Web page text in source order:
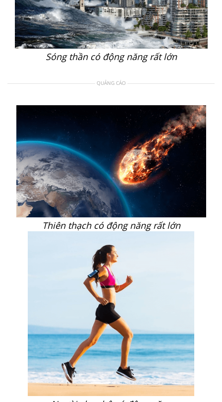
Sóng thần có động năng rất lớn
QUẢNG CÁO
Thiên thạch có động năng rất lớn